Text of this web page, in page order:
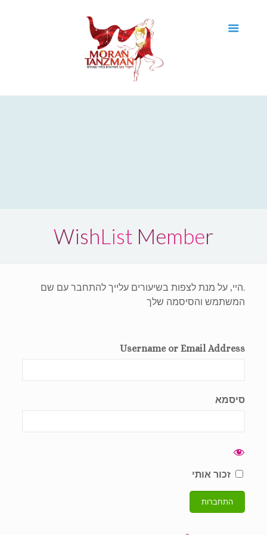
WishList Member
.היי, על מנת לצפות בשיעורים עלייך להתחבר עם שם
המשתמש והסיסמה שלך
Username or Email Address
סיסמא
זכור אותי